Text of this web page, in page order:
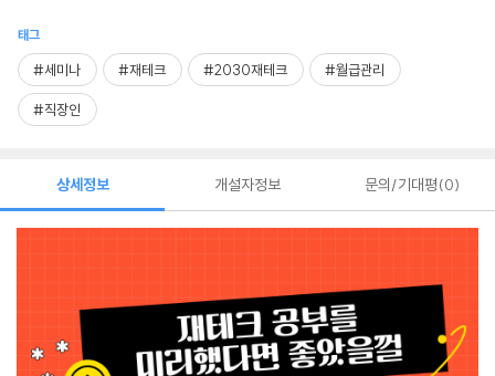
태그
#세미나 #재테크 #2030재테크 #월급관리
#직장인
상세정보 개설자정보 문의/기대평 0